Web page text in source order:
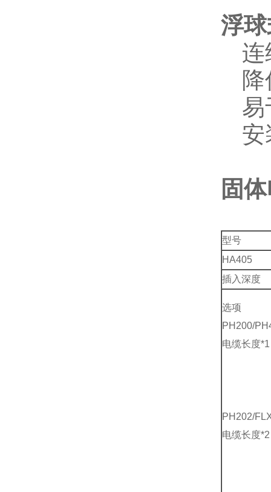
浮
连
易
安
固
型号
HA405
插入深度
选项
PH200/
电缆长度*1
PH202/
电缆长度*2